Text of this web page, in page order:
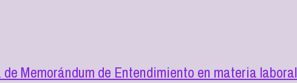
Memorándum de Entendimiento en materia laboral